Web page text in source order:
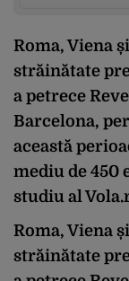
Roma, Viena
străinătate
a petrece
Barcelona,
această
mediu de 450
studiu al
Roma, Viena
străinătate